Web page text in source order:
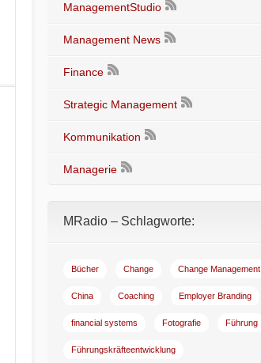
ManagementStudio
Management News
Finance
Strategic Management
Kommunikation
Managerie
MRadio – Schlagworte:
Bücher Change Change Management
China Coaching Employer Branding
financial systems Fotografie Führung
Führungskräfteentwicklung